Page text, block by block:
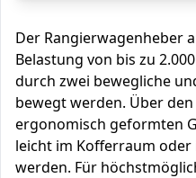
Der Rangierwagenheber
Belastung von bis zu
durch zwei bewegliche
bewegt werden. Über
ergonomisch geformten
leicht im Kofferraum
werden. Für